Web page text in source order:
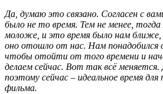
Да, думаю это связано. Согласен с
было не то время. Тем не менее,
моложе, и это время было нам
оно отошло от нас. Нам понадобился
чтобы отойти от того времени и
делаем сейчас. Вот так всё
поэтому сейчас – идеальное время для
фильма.